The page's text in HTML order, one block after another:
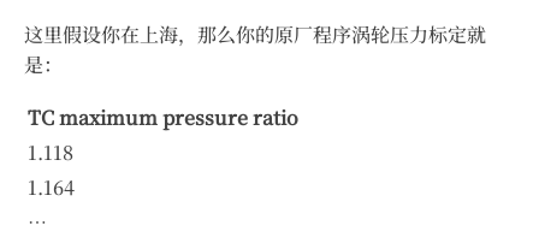
这里假设你在上海，那么你的原厂程序涡轮压力标定就
是：
TC maximum pressure ratio
1.118
1.164
…